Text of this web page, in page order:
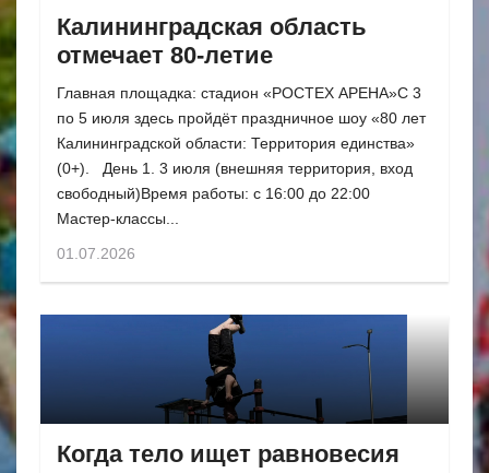
Калининградская область
отмечает 80-летие
Главная площадка: стадион «РОСТЕХ АРЕНА»С 3
по 5 июля здесь пройдёт праздничное шоу «80 лет
Калининградской области: Территория единства»
(0+). День 1. 3 июля (внешняя территория, вход
свободный)Время работы: с 16:00 до 22:00
Мастер-классы...
01.07.2026
Когда тело ищет равновесия